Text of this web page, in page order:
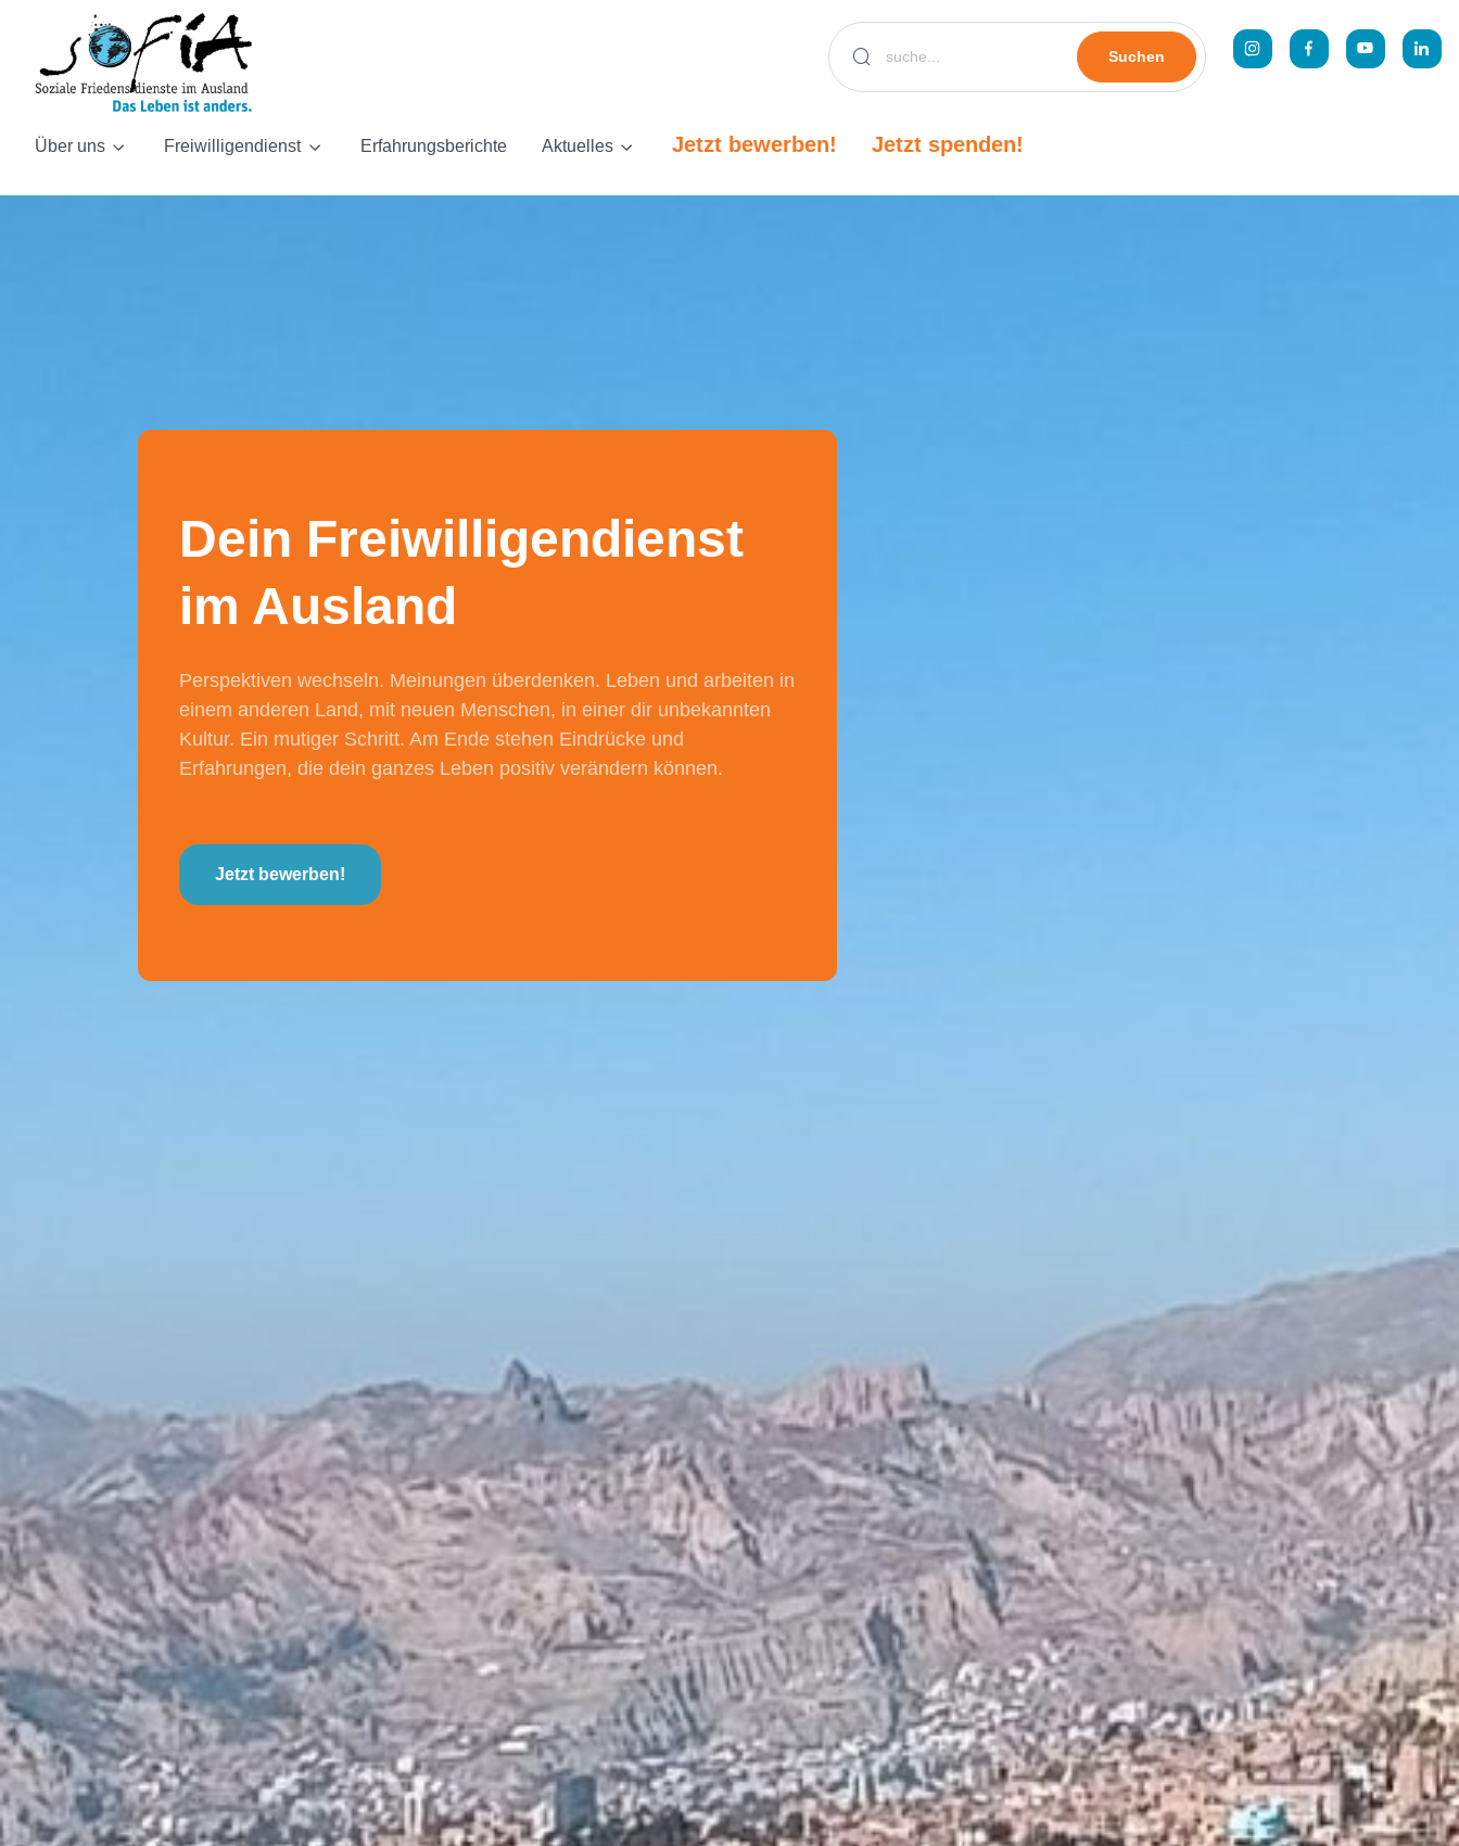
Suchen
Über uns Freiwilligendienst Erfahrungsberichte Aktuelles Jetzt bewerben! Jetzt spenden!
Dein Freiwilligendienst
im Ausland
Perspektiven wechseln. Meinungen überdenken. Leben und arbeiten in
einem anderen Land, mit neuen Menschen, in einer dir unbekannten
Kultur. Ein mutiger Schritt. Am Ende stehen Eindrücke und
Erfahrungen, die dein ganzes Leben positiv verändern können.
Jetzt bewerben!